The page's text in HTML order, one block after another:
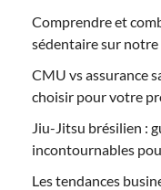
Comprendre et
sédentaire sur notre
CMU vs assurance
choisir pour votre
Jiu-Jitsu brésilien :
incontournables
Les tendances